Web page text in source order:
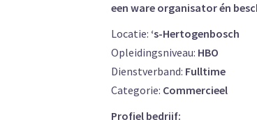
een ware organisator én
Locatie: ‘s-Hertogenbosch
Opleidingsniveau: HBO
Dienstverband: Fulltime
Categorie: Commercieel
Profiel bedrijf: